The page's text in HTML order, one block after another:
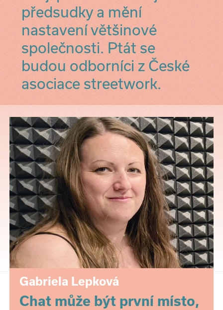
předsudky a mění
nastavení většinové
společnosti. Ptát se
budou odborníci z České
asociace streetwork.
Gabriela Lepková
Chat může být první místo,